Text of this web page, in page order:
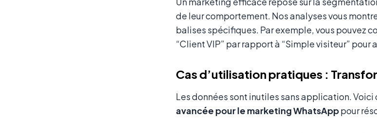
de leur comportement. Nos analyses vous
balises spécifiques. Par exemple, vous pouvez
“Client VIP” par rapport à “Simple visiteur”
Cas d’utilisation pratiques :
Les données sont inutiles sans application.
avancée pour le marketing WhatsApppour